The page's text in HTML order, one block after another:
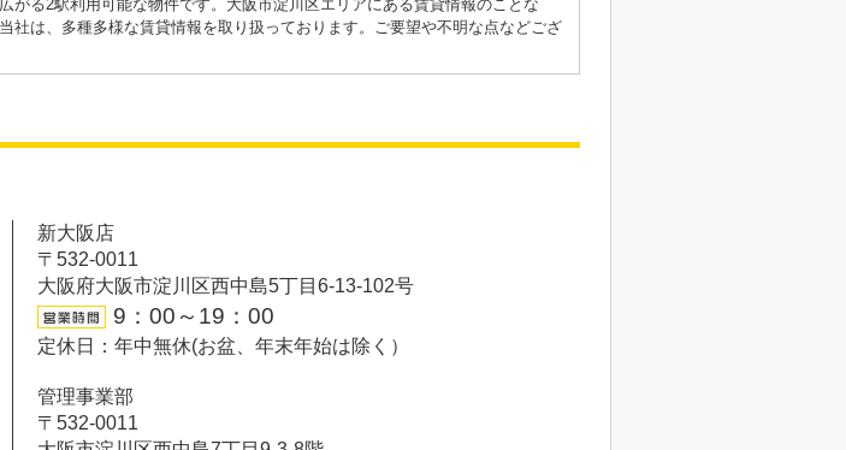
がる2駅利用可能な物件です。大阪市淀川区エリアにある賃貸情報のことな
社は、多種多様な賃貸情報を取り扱っております。ご要望や不明な点などござ
新大阪店
〒532-0011
大阪府大阪市淀川区西中島5丁目6-13-102号
9：00～19：00
定休日：年中無休(お盆、年末年始は除く）
管理事業部
〒532-0011